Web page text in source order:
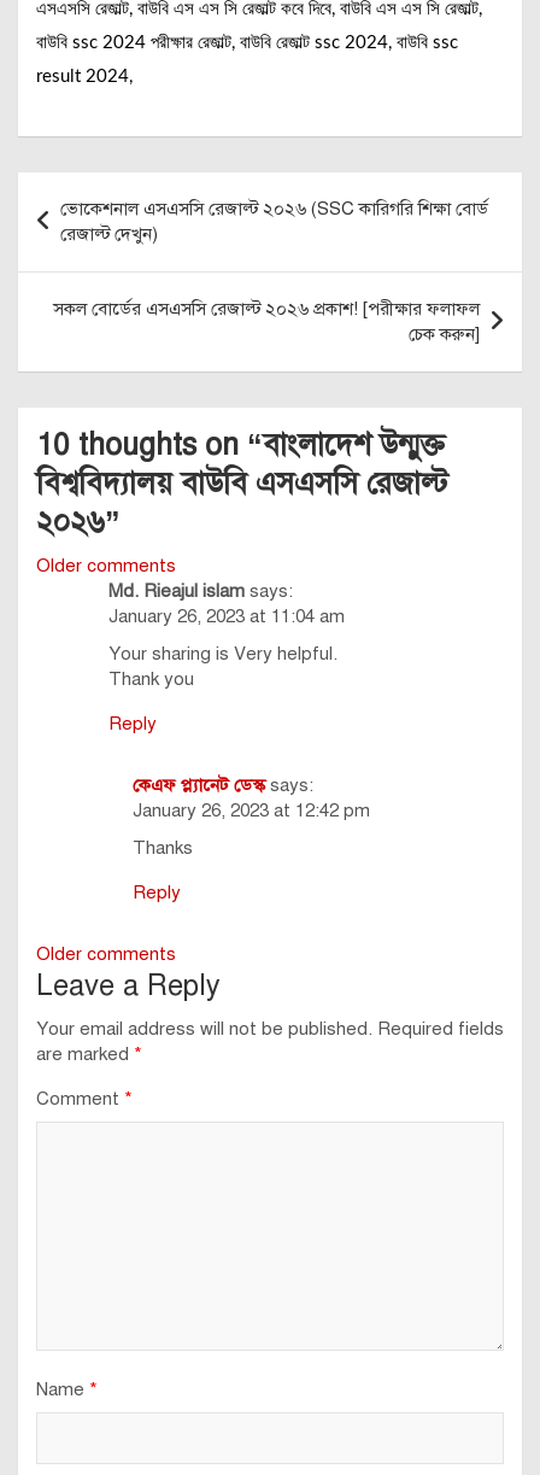
এসএসসি রেজাল্ট, বাউবি এস এস সি রেজাল্ট কবে দিবে, বাউবি এস এস সি রেজাল্ট,
বাউবি ssc 2024 পরীক্ষার রেজাল্ট, বাউবি রেজাল্ট ssc 2024, বাউবি ssc
result 2024,
navigation
ভোকেশনাল এসএসসি রেজাল্ট ২০২৬ (SSC কারিগরি শিক্ষা বোর্ড
রেজাল্ট দেখুন)
সকল বোর্ডের এসএসসি রেজাল্ট ২০২৬ প্রকাশ! [পরীক্ষার ফলাফল
চেক করুন]
10 thoughts on “বাংলাদেশ উন্মুক্ত
বিশ্ববিদ্যালয় বাউবি এসএসসি রেজাল্ট
২০২৬”
Comments
navigation
Older comments
Md. Rieajul islam says:
January 26, 2023 at 11:04 am
Your sharing is Very helpful.
Thank you
Reply
কেএফ প্ল্যানেট ডেস্ক says:
January 26, 2023 at 12:42 pm
Thanks
Reply
Comments
navigation
Older comments
Leave a Reply
Your email address will not be published. Required fields
are marked *
Comment *
Name *